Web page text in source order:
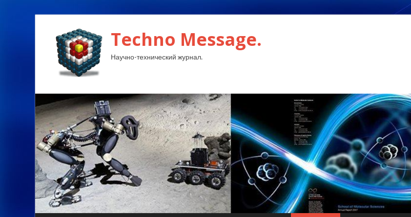
Techno Message.
Научно-технический журнал.